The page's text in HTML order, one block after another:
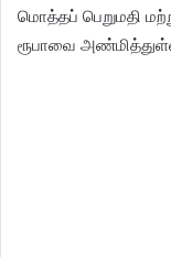
மொத்தப் பெறுமதி
ரூபாவை